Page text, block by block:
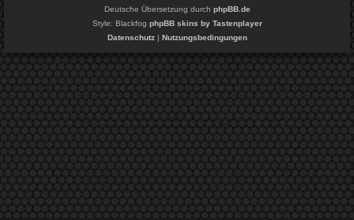
Deutsche Übersetzung durch phpBB.de
Style: Blackfog phpBB skins by Tastenplayer
Datenschutz| Nutzungsbedingungen